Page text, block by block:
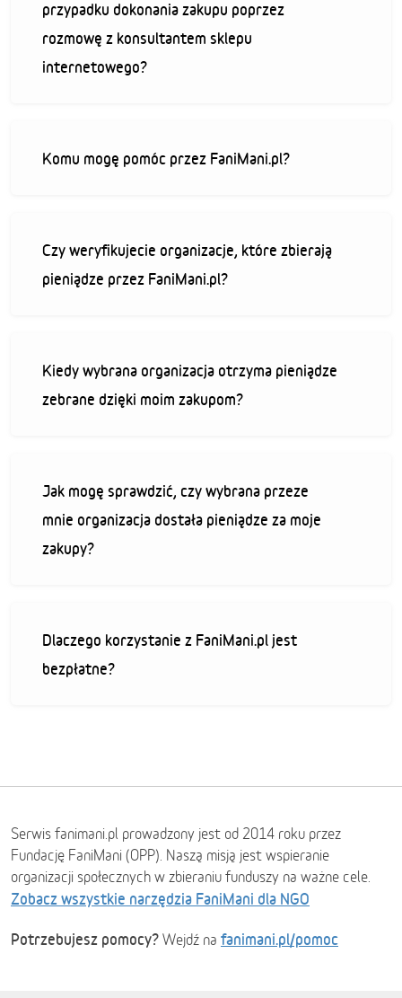
przypadku dokonania zakupu poprzez
rozmowę z konsultantem sklepu
internetowego?
Komu mogę pomóc przez FaniMani.pl?
Czy weryfikujecie organizacje, które zbierają
pieniądze przez FaniMani.pl?
Kiedy wybrana organizacja otrzyma pieniądze
zebrane dzięki moim zakupom?
Jak mogę sprawdzić, czy wybrana przeze
mnie organizacja dostała pieniądze za moje
zakupy?
Dlaczego korzystanie z FaniMani.pl jest
bezpłatne?
Serwis fanimani.pl prowadzony jest od 2014 roku przez
Fundację FaniMani (OPP). Naszą misją jest wspieranie
organizacji społecznych w zbieraniu funduszy na ważne cele.
Zobacz wszystkie narzędzia FaniMani dla NGO
Potrzebujesz pomocy? Wejdź na fanimani.pl/pomoc